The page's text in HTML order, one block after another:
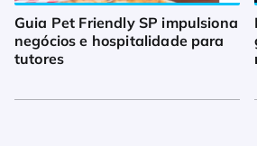
Guia Pet Friendly SP impulsiona
negócios e hospitalidade para
tutores